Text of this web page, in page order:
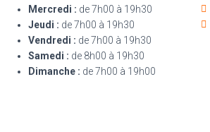
Mercredi : de 7h00 à 19h30
Jeudi : de 7h00 à 19h30
Vendredi : de 7h00 à 19h30
Samedi : de 8h00 à 19h30
Dimanche : de 7h00 à 19h00